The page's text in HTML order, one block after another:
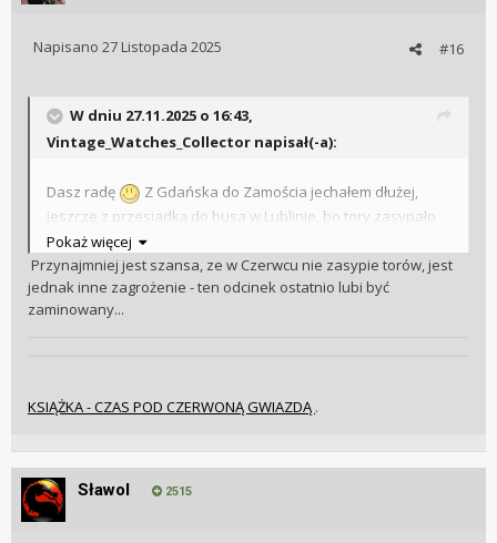
#16
Napisano 27 Listopada 2025
W dniu 27.11.2025 o 16:43,
Vintage_Watches_Collector napisał(-a):
Dasz radę
Z Gdańska do Zamościa jechałem dłużej,
jeszcze z przesiadką do busa w Lublinie, bo tory zasypało
Krzysztof, świetna wiadomość. We Wrocławiu jest
dynamiczna, młoda grupa miłośników zegarków i na pewno
Pokaż więcej
Przynajmniej jest szansa, ze w Czerwcu nie zasypie torów, jest
jednak inne zagrożenie - ten odcinek ostatnio lubi być
zaminowany...
KSIĄŻKA - CZAS POD CZERWONĄ GWIAZDĄ .
Sławol 2515